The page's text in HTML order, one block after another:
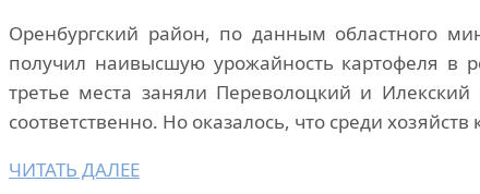
Оренбургский район, по данным областного
получил наивысшую урожайность картофеля в
третье места заняли Переволоцкий и
соответственно. Но оказалось, что среди
ЧИТАТЬ ДАЛЕЕ